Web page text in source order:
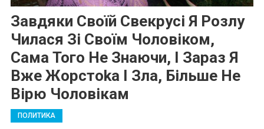
Завдяки Своїй Свекрусі Я Розлу
Чилася Зі Своїм Чоловіком,
Сама Того Не Знаючи, І Зараз Я
Вже Жорстоkа І Зла, Більше Не
Вірю Чоловікам
ПОЛИТИКА